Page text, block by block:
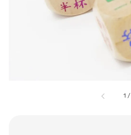
1 /